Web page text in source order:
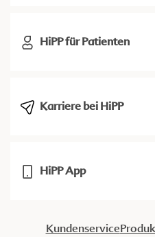
HiPP für Patienten
Karriere bei HiPP
HiPP App
Kundenservice